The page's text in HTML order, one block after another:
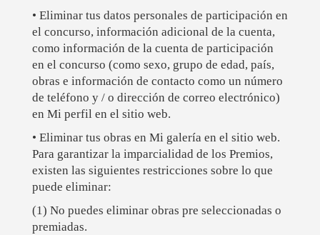
• Eliminar tus datos personales de participación en
el concurso, información adicional de la cuenta,
como información de la cuenta de participación
en el concurso (como sexo, grupo de edad, país,
obras e información de contacto como un número
de teléfono y / o dirección de correo electrónico)
en Mi perfil en el sitio web.
• Eliminar tus obras en Mi galería en el sitio web.
Para garantizar la imparcialidad de los Premios,
existen las siguientes restricciones sobre lo que
puede eliminar:
(1) No puedes eliminar obras pre seleccionadas o
premiadas.